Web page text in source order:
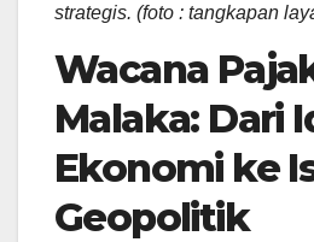
strategis. (foto : tangkapan
Wacana
Malaka: Dari
Ekonomi ke
Geopolitik